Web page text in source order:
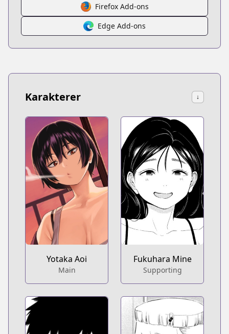
Firefox Add-ons
Edge Add-ons
Karakterer ↓
Yotaka Aoi
Main
Fukuhara Mine
Supporting